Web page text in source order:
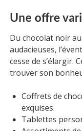
Une offre
Du chocolat noir
audacieuses,
cesse de s’élargir.
trouver son
Coffrets de
exquises.
Tablettes